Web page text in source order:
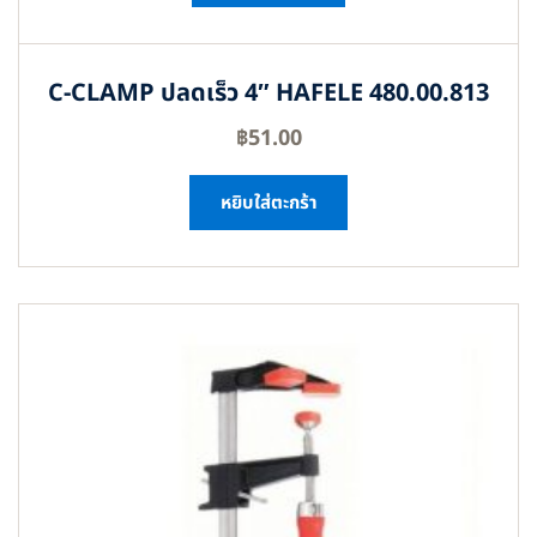
C-CLAMP ปลดเร็ว 4″ HAFELE 480.00.813
฿51.00
หยิบใส่ตะกร้า